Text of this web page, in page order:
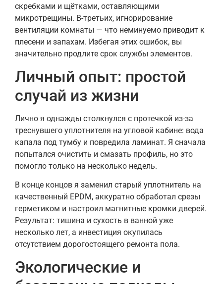
скребками и щётками, оставляющими
микротрещины. В-третьих, игнорирование
вентиляции комнаты — что неминуемо приводит к
плесени и запахам. Избегая этих ошибок, вы
значительно продлите срок службы элементов.
Личный опыт: простой
случай из жизни
Лично я однажды столкнулся с протечкой из-за
треснувшего уплотнителя на угловой кабине: вода
капала под тумбу и повредила ламинат. Я сначала
попытался очистить и смазать профиль, но это
помогло только на несколько недель.
В конце концов я заменил старый уплотнитель на
качественный EPDM, аккуратно обработал срезы
герметиком и настроил магнитные кромки дверей.
Результат: тишина и сухость в ванной уже
несколько лет, а инвестиция окупилась
отсутствием дорогостоящего ремонта пола.
Экологические и